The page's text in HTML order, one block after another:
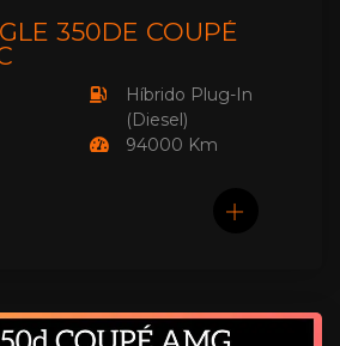
350DE COUPÉ
Híbrido Plug-In
(Diesel)
94000 Km